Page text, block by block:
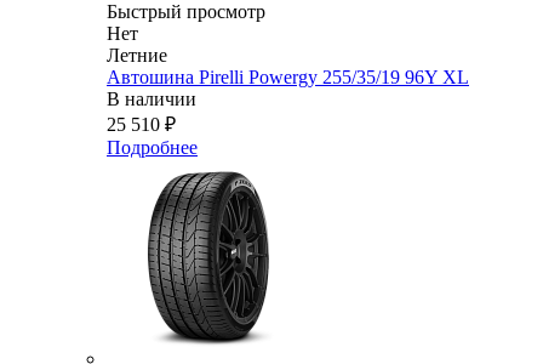
Быстрый просмотр
Нет
Летние
Автошина Pirelli Powergy 255/35/19 96Y XL
В наличии
25 510 ₽
Подробнее